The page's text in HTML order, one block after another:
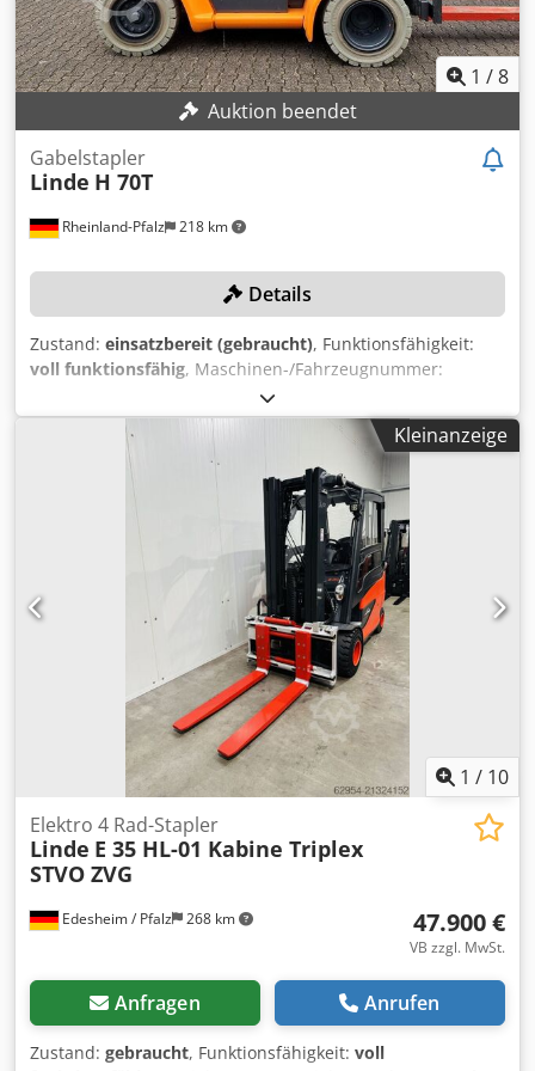
1 /8
Auktion beendet
Rheinland-Pfalz 218 km
Gabelstapler
Linde H 70T
Details
Zustand: einsatzbereit (gebraucht), Funktionsfähigkeit:
voll funktionsfähig, Maschinen-/Fahrzeugnummer:
2004, Tragkraft:
Hubhöhe:5.100 mm, Freihub:1.710 mm, Masttyp:Triplex,
Gabellänge:1.600 mm
, TECHNISCHE DETAILS Tragkraft:
7.000 kg Hubhöhe: 5.100 mm Freihub: 1.710 mm
Lastschwerpunkt: 600 mm Bauhöhe: 2.980 mm
Gabelträgerbreite: 2.100 mm Gabellänge: 1.600 mm
MASCHINEN-DETAILS Kraftstofftyp: Gas Getriebetyp:
Hydrostat Masttyp: Triplex Vorderreifentyp:
Superelastische Reifen (nicht abfärbend) Hinterreifentyp:
Superelastische Reifen (nicht abfärbend) Reifenzustand:
75 % Abmessungen & Gewicht Leergewicht: 12.100 kg
Gesamthöhe: 2.980 mm Dsdeyifnnjpfx Ai Nock
Gesamtbreite: 2.100 mm AUSSTATTUNG Beleuchtung CE-
Kennzeichnung Kabine Seitenschieber UVV
Kleinanzeige
1 / 10
Edesheim / Pfalz 268 km
Elektro 4 Rad-Stapler
Linde E 35 HL-01 Kabine Triplex
STVO ZVG
47.900 €
VB zzgl. MwSt.
Anfragen Anrufen
Zustand: gebraucht, Funktionsfähigkeit: voll